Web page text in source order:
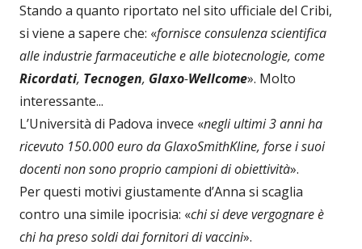
Stando a quanto riportato nel sito ufficiale del Cribi,
si viene a sapere che: «fornisce consulenza scientifica
alle industrie farmaceutiche e alle biotecnologie, come
Ricordati, Tecnogen, Glaxo-Wellcome». Molto
interessante...
L’Università di Padova invece «negli ultimi 3 anni ha
ricevuto 150.000 euro da GlaxoSmithKline, forse i suoi
docenti non sono proprio campioni di obiettività».
Per questi motivi giustamente d’Anna si scaglia
contro una simile ipocrisia: «chi si deve vergognare è
chi ha preso soldi dai fornitori di vaccini».